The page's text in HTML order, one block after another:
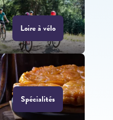
Loire à vélo
Spécialités